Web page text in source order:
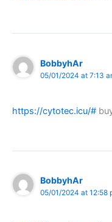
BobbyhAr
05/01/2024 at 7:13
https://cytotec.icu/#
BobbyhAr
05/01/2024 at 12:58